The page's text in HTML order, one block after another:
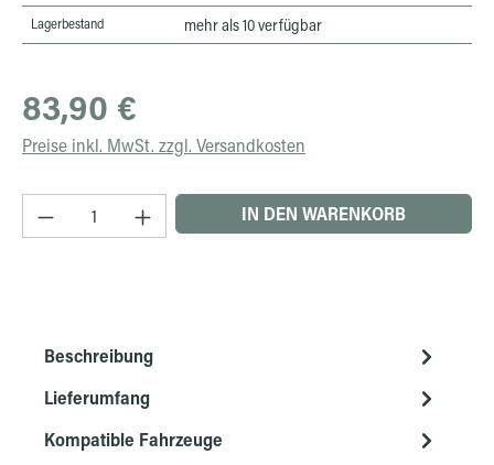
Lagerbestand mehr als 10 verfügbar
Regulärer Preis:
83,90 €
Preise inkl. MwSt. zzgl. Versandkosten
Produkt Anzahl: Gib den gewünschten Wert
IN DEN WARENKORB
Beschreibung
Lieferumfang
Kompatible Fahrzeuge